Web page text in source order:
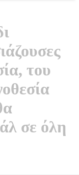
του
σε όλη